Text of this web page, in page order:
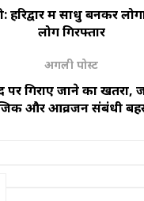
में साधु बनकर
लोग गिरफ्तार
अगली पोस्ट
पर गिराए जाने का खतरा,
और आव्रजन संबंधी